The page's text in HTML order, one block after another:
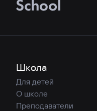
Школа
Для детей
О школе
Преподаватели